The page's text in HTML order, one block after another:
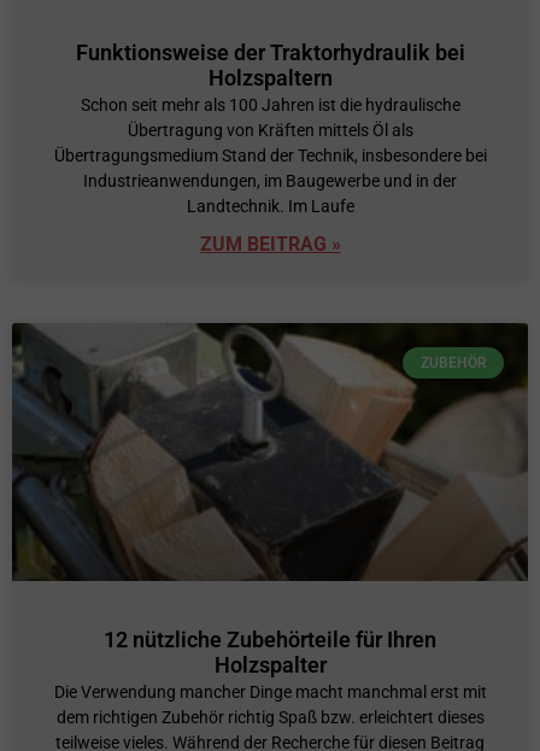
Funktionsweise der Traktorhydraulik bei
Holzspaltern
Schon seit mehr als 100 Jahren ist die hydraulische
Übertragung von Kräften mittels Öl als
Übertragungsmedium Stand der Technik, insbesondere bei
Industrieanwendungen, im Baugewerbe und in der
Landtechnik. Im Laufe
ZUM BEITRAG »
ZUBEHÖR
12 nützliche Zubehörteile für Ihren
Holzspalter
Die Verwendung mancher Dinge macht manchmal erst mit
dem richtigen Zubehör richtig Spaß bzw. erleichtert dieses
teilweise vieles. Während der Recherche für diesen Beitrag